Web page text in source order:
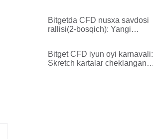
Bitgetda CFD nusxa savdosi
rallisi(2-bosqich): Yangi
yo'qotishlardan himoya
Bitget CFD iyun oyi karnavali:
Skretch kartalar cheklangan